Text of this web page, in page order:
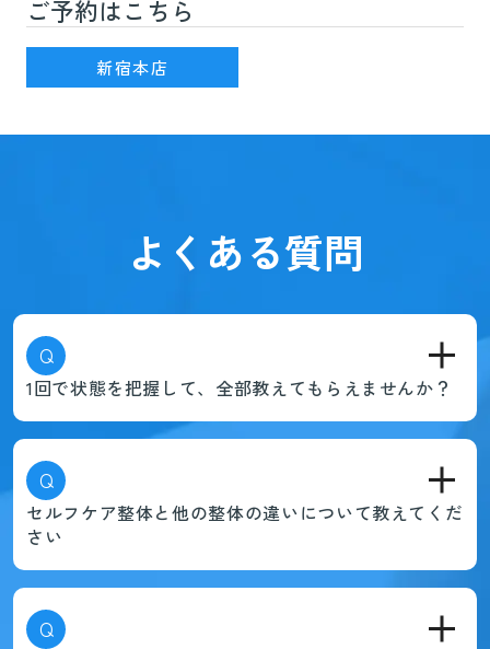
ご予約はこちら
新宿本店
よくある質問
Q
1回で状態を把握して、全部教えてもらえませんか？
Q
セルフケア整体と他の整体の違いについて教えてくだ
さい
Q